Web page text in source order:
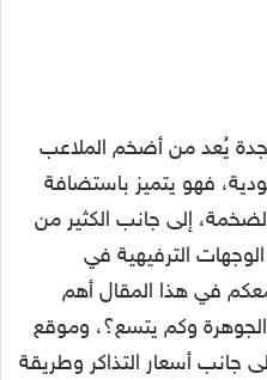
يُعد من أضخم الملاعب
فهو يتميز باستضافة
الضخمة، إلى جانب الكثير من
الترفيهية في
في هذا المقال أهم
وكم يتسع؟، وموقع
جانب أسعار التذاكر وطريقة